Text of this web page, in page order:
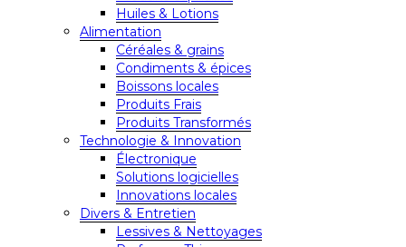
Huiles & Lotions
Alimentation
Céréales & grains
Condiments & épices
Boissons locales
Produits Frais
Produits Transformés
Technologie & Innovation
Électronique
Solutions logicielles
Innovations locales
Divers & Entretien
Lessives & Nettoyages